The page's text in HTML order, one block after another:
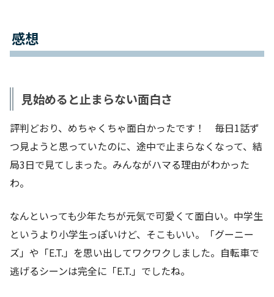
感想
見始めると止まらない面白さ
評判どおり、めちゃくちゃ面白かったです！ 毎日1話ず
つ見ようと思っていたのに、途中で止まらなくなって、結
局3日で見てしまった。みんながハマる理由がわかった
わ。
なんといっても少年たちが元気で可愛くて面白い。中学生
というより小学生っぽいけど、そこもいい。「グーニー
ズ」や「E.T.」を思い出してワクワクしました。自転車で
逃げるシーンは完全に「E.T.」でしたね。